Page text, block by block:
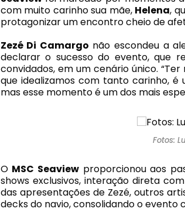
com muito carinho sua mãe, Helena,
protagonizar um encontro cheio de
Zezé Di Camargo não escondeu a
declarar o sucesso do evento, que
convidados, em um cenário único.
que idealizamos com tanto carinho, é
mas esse momento é um dos mais
Fotos:
O MSC Seaviewproporcionou aos
shows exclusivos, interação direta
das apresentações de Zezé, outros
decks do navio, consolidando o